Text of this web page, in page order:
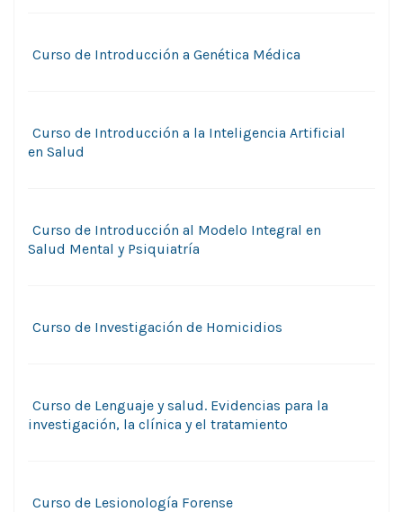
Curso de Introducción a Genética Médica
Curso de Introducción a la Inteligencia Artificial
en Salud
Curso de Introducción al Modelo Integral en
Salud Mental y Psiquiatría
Curso de Investigación de Homicidios
Curso de Lenguaje y salud. Evidencias para la
investigación, la clínica y el tratamiento
Curso de Lesionologí­a Forense